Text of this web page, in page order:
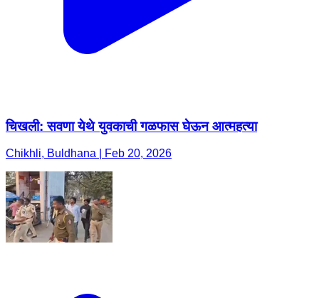
चिखली: सवणा येथे युवकाची गळफास घेऊन आत्महत्या
Chikhli, Buldhana | Feb 20, 2026